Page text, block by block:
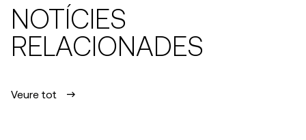
NOTÍCIES
RELACIONADES
Veure tot